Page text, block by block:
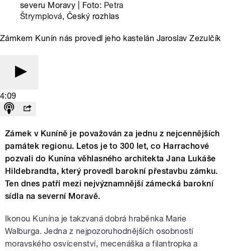
severu Moravy | Foto: Petra
Štrymplová, Český rozhlas
Zámkem Kunín nás provedl jeho kastelán Jaroslav Zezulčík
4:09
Zámek v Kuníně je považován za jednu z nejcennějších
památek regionu. Letos je to 300 let, co Harrachové
pozvali do Kunína věhlasného architekta Jana Lukáše
Hildebrandta, který provedl barokní přestavbu zámku.
Ten dnes patří mezi nejvýznamnější zámecká barokní
sídla na severní Moravě.
Ikonou Kunína je takzvaná dobrá hraběnka Marie
Walburga. Jedna z nejpozoruhodnějších osobností
moravského osvícenství, mecenáška a filantropka a